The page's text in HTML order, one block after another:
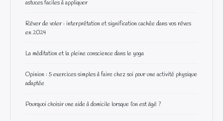
astuces faciles à appliquer
Rêver de voler : interprétation et signification cachée dans vos rêves
en 2024
La méditation et la pleine conscience dans le yoga
Opinion : 5 exercices simples à faire chez soi pour une activité physique
adaptée
Pourquoi choisir une aide à domicile lorsque l’on est âgé ?